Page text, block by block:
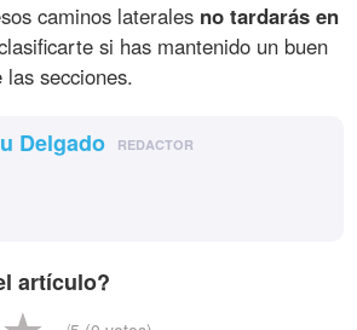
caminos laterales no tardarás en
si has mantenido un buen
secciones.
Delgado REDACTOR
artículo?